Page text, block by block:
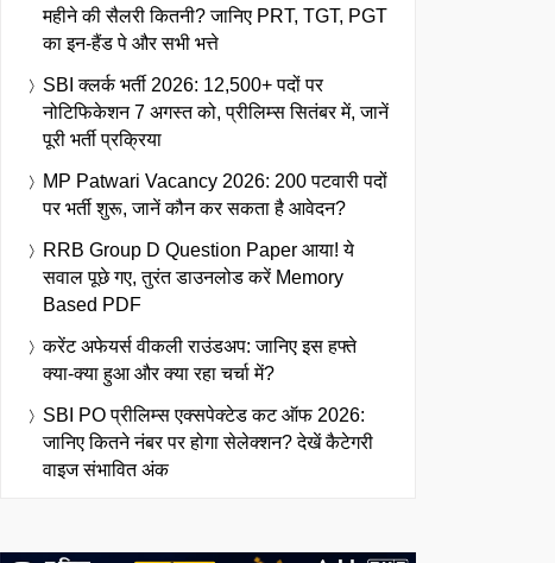
महीने की सैलरी कितनी? जानिए PRT, TGT, PGT
का इन-हैंड पे और सभी भत्ते
SBI क्लर्क भर्ती 2026: 12,500+ पदों पर
नोटिफिकेशन 7 अगस्त को, प्रीलिम्स सितंबर में, जानें
पूरी भर्ती प्रक्रिया
MP Patwari Vacancy 2026: 200 पटवारी पदों
पर भर्ती शुरू, जानें कौन कर सकता है आवेदन?
RRB Group D Question Paper आया! ये
सवाल पूछे गए, तुरंत डाउनलोड करें Memory
Based PDF
करेंट अफेयर्स वीकली राउंडअप: जानिए इस हफ्ते
क्या-क्या हुआ और क्या रहा चर्चा में?
SBI PO प्रीलिम्स एक्सपेक्टेड कट ऑफ 2026:
जानिए कितने नंबर पर होगा सेलेक्शन? देखें कैटेगरी
वाइज संभावित अंक